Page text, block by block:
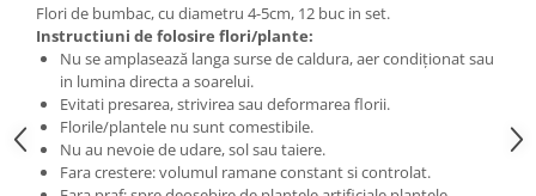
Flori de bumbac, cu diametru 4-5cm, 12 buc in set.
Instructiuni de folosire flori/plante:
Nu se amplasează langa surse de caldura, aer condiționat sau
in lumina directa a soarelui.
Evitati presarea, strivirea sau deformarea florii.
Florile/plantele nu sunt comestibile.
Nu au nevoie de udare, sol sau taiere.
Fara crestere: volumul ramane constant si controlat.